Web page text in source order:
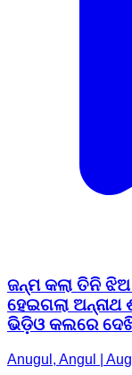
ଜନ୍ମ କଲା ତିନି ଝିଅ
ହେଇଗଲା ଅନ୍ନାଥ
ଭିଡ଼ିଓ କଲରେ
Anugul, Angul |